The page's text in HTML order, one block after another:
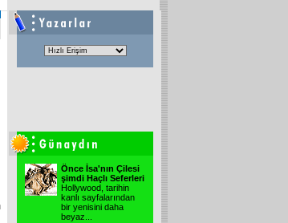
Önce İsa'nın Çilesi
şimdi Haçlı Seferleri
Hollywood, tarihin
kanlı sayfalarından
bir yenisini daha
beyaz